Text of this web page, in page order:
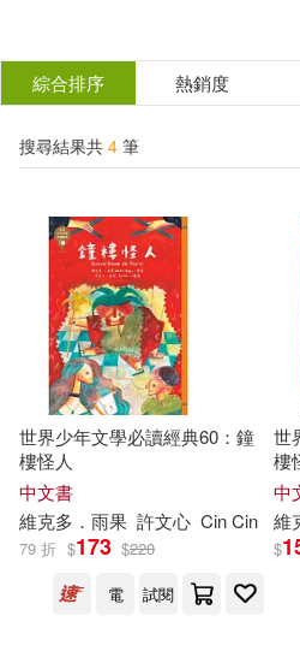
結
分類 (單選)
所有商品(4) 圖書(2)
電子書(2)
作者 (可複選)
卡斯頓．勒胡(2)
喬治．歐威爾(2)
綜合排序 熱銷度
搜尋結果共 4 筆
世界少年文學必讀經典60：鐘
樓怪人
中文書
維克多 ． 雨果 許文心 Cin Cin
79 折 $173 $220
電
試閱
世
樓
中
維
$